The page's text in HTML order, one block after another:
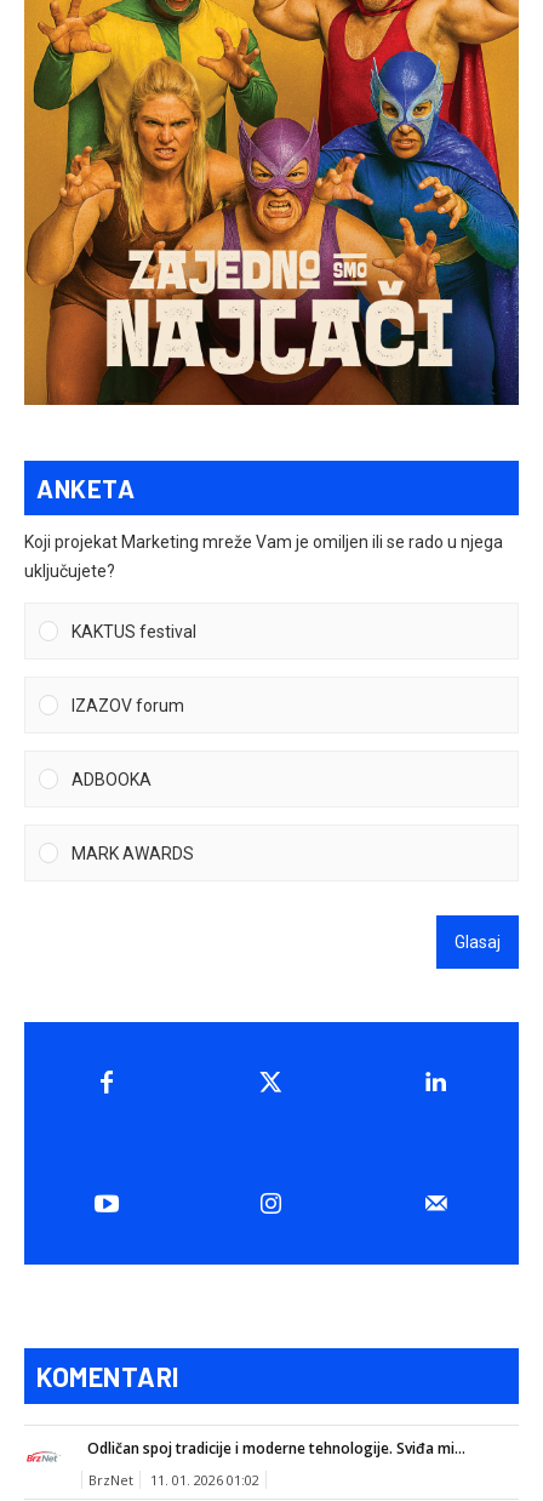
ANKETA
Koji projekat Marketing mreže Vam je omiljen ili se rado u njega
uključujete?
KAKTUS festival
IZAZOV forum
ADBOOKA
MARK AWARDS
Glasaj
KOMENTARI
Odličan spoj tradicije i moderne tehnologije. Sviđa mi...
BrzNet 11. 01. 2026 01:02